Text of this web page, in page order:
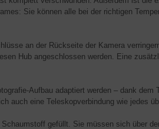
Sie können alle bei der richtigen
an der Rückseite der Kamera
Hub angeschlossen werden. Eine
Aufbau adaptiert werden – dank
auch eine Teleskopverbindung wie jedes
gefüllt. Sie müssen sich über